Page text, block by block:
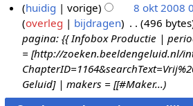
g
i
n
g
t
t
i
n
g
v
a
t
t
i
n
g
e
n
v
a
t
t
i
a
m
e
n
v
a
t
s
s
a
m
e
n
n
g
s
s
a
m
k
i
n
s
s
e
r
k
n
b
e
w
e
r
k
i
e
n
b
e
w
e
r
G
e
e
n
b
e
w
huidig vorige 8 okt 2008
overleg
bijdragen 496 bytes
pagina: {{ Infobox Productie |
= [http://zoeken.beeldengeluid.nl/
Geluid] | makers = [[#Maker...